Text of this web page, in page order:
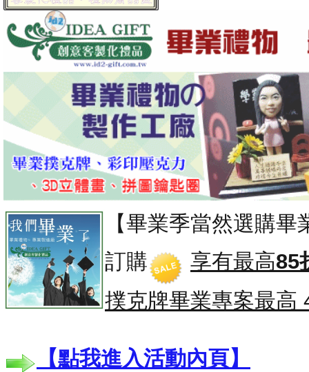
【畢業季當然選購
訂購
享有最高85
撲克牌畢業專案最高
【點我進入活動內頁】